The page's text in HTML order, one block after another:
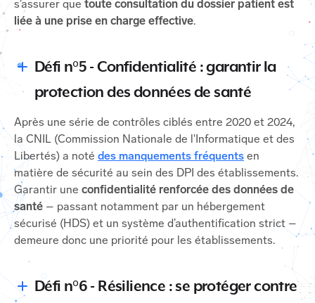
s’assurer que toute consultation du dossier patient est
liée à une prise en charge effective.
Défi n°5 - Confidentialité : garantir la
protection des données de santé
Après une série de contrôles ciblés entre 2020 et 2024,
la CNIL (Commission Nationale de l'Informatique et des
Libertés) a noté des manquements fréquents en
matière de sécurité au sein des DPI des établissements.
Garantir une confidentialité renforcée des données de
santé – passant notamment par un hébergement
sécurisé (HDS) et un système d’authentification strict –
demeure donc une priorité pour les établissements.
Défi n°6 - Résilience : se protéger contre